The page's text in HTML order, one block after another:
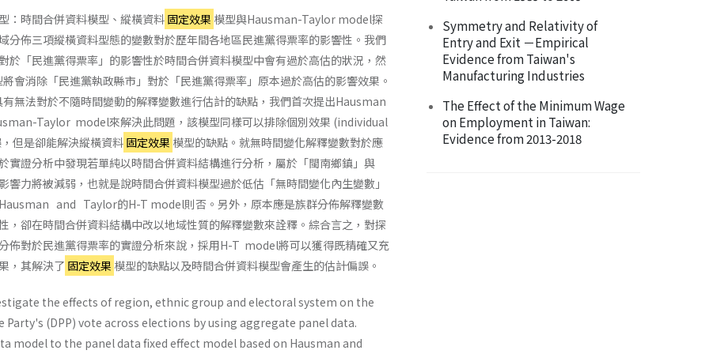
：時間合併資料模型、縱橫資料 固定效果 模型與Hausman-Taylor model探
分佈三項縱橫資料型態的變數對於歷年間各地區民進黨得票率的影響性。我們
於「民進黨得票率」的影響性於時間合併資料模型中會有過於高估的狀況，然
會消除「民進黨執政縣市」對於「民進黨得票率」原本過於高估的影響效果。
無法對於不隨時間變動的解釋變數進行估計的缺點，我們首次提出Hausman
Taylor model來解決此問題，該模型同樣可以排除個別效果 (individual
但是卻能解決縱橫資料 固定效果 模型的缺點。就無時間變化解釋變數對於應
實證分析中發現若單純以時間合併資料結構進行分析，屬於「閩南鄉鎮」與
響力將被減弱，也就是說時間合併資料模型過於低估「無時間變化內生變數」
and Taylor的H-T model則否。另外，原本應是族群分佈解釋變數
，卻在時間合併資料結構中改以地域性質的解釋變數來詮釋。綜合言之，對探
佈對於民進黨得票率的實證分析來說，採用H-T model將可以獲得既精確又充
，其解決了 固定效果 模型的缺點以及時間合併資料模型會產生的估計偏誤。
the effects of region, ethnic group and electoral system on the
(DPP) vote across elections by using aggregate panel data.
model to the panel data fixed effect model based on Hausman and
Symmetry and Relativity of
Entry and Exit －Empirical
Evidence from Taiwan's
Manufacturing Industries
The Effect of the Minimum Wage
on Employment in Taiwan:
Evidence from 2013-2018